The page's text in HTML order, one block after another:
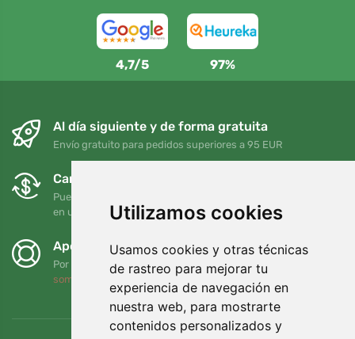
Utilizamos cookies
Usamos cookies y otras técnicas
de rastreo para mejorar tu
experiencia de navegación en
nuestra web, para mostrarte
contenidos personalizados y
4,7/5 97%
Al día siguiente y de forma gratuita
Envío gratuito para pedidos superiores a 95 EUR
Cambios y devoluciones gratuitos
Puede devolver o cambiar su pedido en cualquier momento
en un plazo de 90 días
Apoyamos a Trees.org
Por cada pedido plantamos un árbol. Leer más
somos